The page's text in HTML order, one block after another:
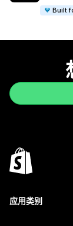
Built
应用类别